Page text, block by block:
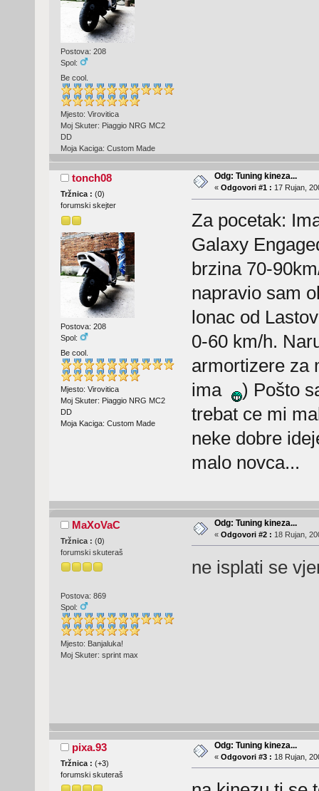
Postova: 208
Spol:
Be cool.
Mjesto: Virovitica
Moj Skuter: Piaggio NRG MC2
DD
Moja Kaciga: Custom Made
tonch08
Tržnica : (0)
forumski skejter
Postova: 208
Spol:
Be cool.
Mjesto: Virovitica
Moj Skuter: Piaggio NRG MC2
DD
Moja Kaciga: Custom Made
Odg: Tuning kineza...
« Odgovori #1 : 17 Rujan,
Za pocetak:
Galaxy
brzina 70-
napravio sam
lonac od
0-60 km/h.
armortizere za
ima
) Pošto
trebat ce mi
neke dobre
malo novca...
MaXoVaC
Tržnica : (0)
forumski skuteraš
Postova: 869
Spol:
Mjesto: Banjaluka!
Moj Skuter: sprint max
Odg: Tuning kineza...
« Odgovori #2 : 18 Rujan,
ne isplati se
pixa.93
Tržnica : (+3)
forumski skuteraš
Odg: Tuning kineza...
« Odgovori #3 : 18 Rujan,